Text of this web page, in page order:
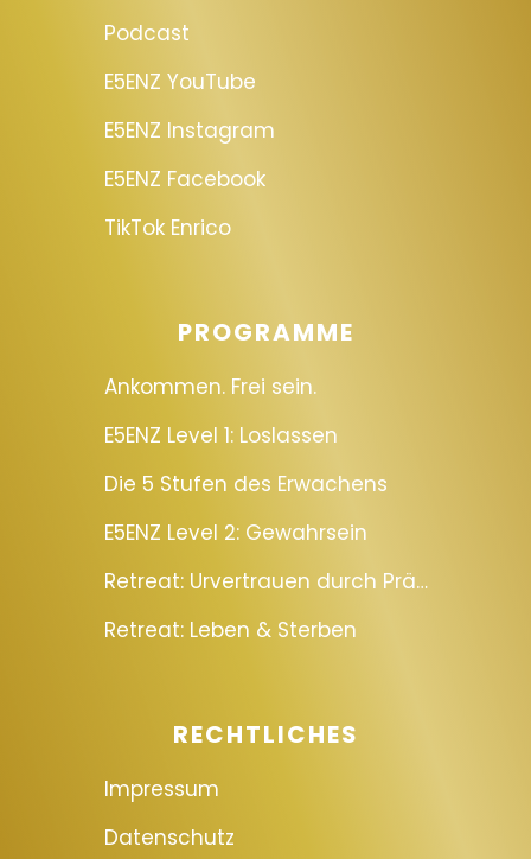
Podcast
E5ENZ YouTube
E5ENZ Instagram
E5ENZ Facebook
TikTok Enrico
PROGRAMME
Ankommen. Frei sein.
E5ENZ Level 1: Loslassen
Die 5 Stufen des Erwachens
E5ENZ Level 2: Gewahrsein
Retreat: Urvertrauen durch Präsenz
Retreat: Leben & Sterben
RECHTLICHES
Impressum
Datenschutz